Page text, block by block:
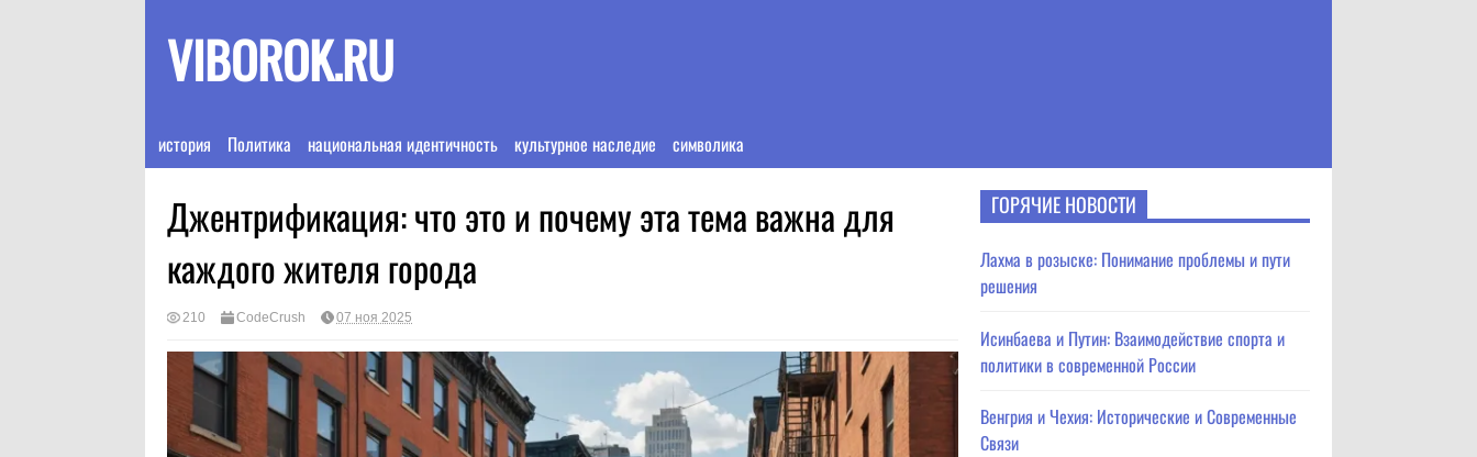
VIBOROK.RU
история Политика национальная идентичность культурное наследие символика
Джентрификация: что это и почему эта тема важна для
каждого жителя города
210 CodeCrush 07 ноя 2025
ГОРЯЧИЕ НОВОСТИ
Лахма в розыске: Понимание проблемы и пути
решения
Исинбаева и Путин: Взаимодействие спорта и
политики в современной России
Венгрия и Чехия: Исторические и Современные
Связи